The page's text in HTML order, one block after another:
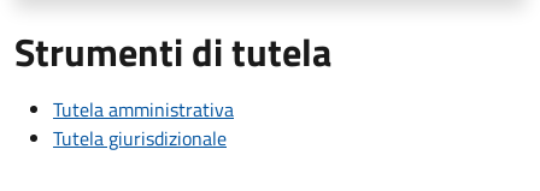
Strumenti di tutela
Tutela amministrativa
Tutela giurisdizionale